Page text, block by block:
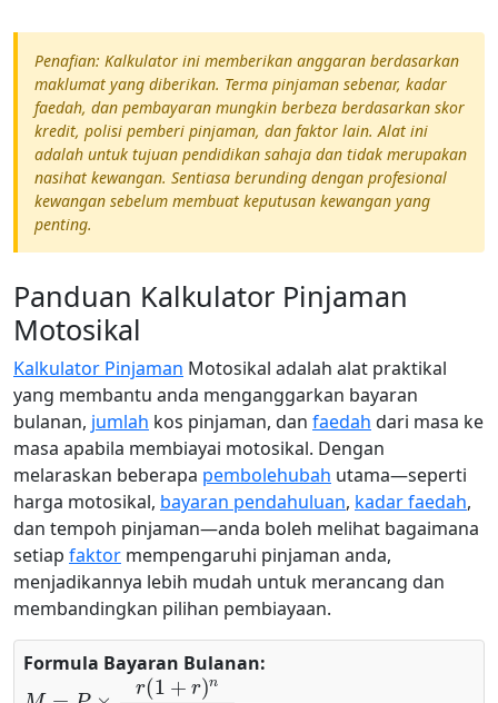
Penafian: Kalkulator ini memberikan anggaran berdasarkan
maklumat yang diberikan. Terma pinjaman sebenar, kadar
faedah, dan pembayaran mungkin berbeza berdasarkan skor
kredit, polisi pemberi pinjaman, dan faktor lain. Alat ini
adalah untuk tujuan pendidikan sahaja dan tidak merupakan
nasihat kewangan. Sentiasa berunding dengan profesional
kewangan sebelum membuat keputusan kewangan yang
penting.
Panduan Kalkulator Pinjaman
Motosikal
Kalkulator Pinjaman Motosikal adalah alat praktikal
yang membantu anda menganggarkan bayaran
bulanan, jumlah kos pinjaman, dan faedah dari masa ke
masa apabila membiayai motosikal. Dengan
melaraskan beberapa pembolehubah utama—seperti
harga motosikal, bayaran pendahuluan, kadar faedah,
dan tempoh pinjaman—anda boleh melihat bagaimana
setiap faktor mempengaruhi pinjaman anda,
menjadikannya lebih mudah untuk merancang dan
membandingkan pilihan pembiayaan.
Formula Bayaran Bulanan:
M= ×r( )n(1 +r)n−